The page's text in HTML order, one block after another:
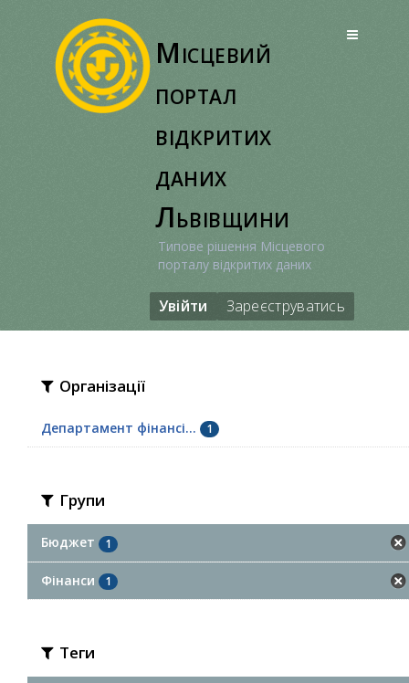
Місцевий
портал
відкритих
даних
Львівщини
Типове рішення Місцевого
порталу відкритих даних
Увійти Зареєструватись
Організації
Департамент фінансі... 1
Групи
Бюджет 1
Фінанси 1
Теги